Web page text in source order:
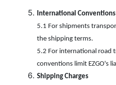
International Conventions
5.1 For shipments
the shipping terms.
5.2 For international road
conventions limit EZGO's
Shipping Charges